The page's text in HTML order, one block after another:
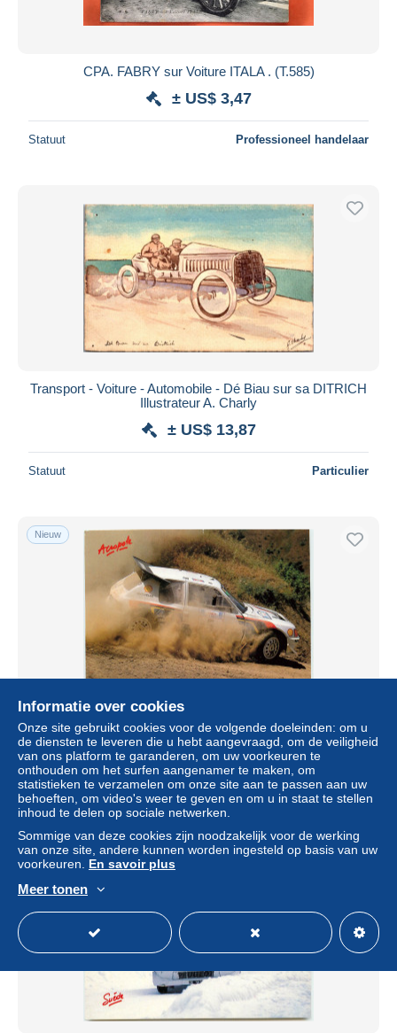
CPA. FABRY sur Voiture ITALA . (T.585)
± US$ 3,47
Statuut Professioneel handelaar
Transport - Voiture - Automobile - Dé Biau sur sa DITRICH
Illustrateur A. Charly
± US$ 13,87
Statuut Particulier
Nieuw
RALLYE de l'ACROPOLE 205 turbo 16 J.KANKKUNEN
J.PIIRONEN RR 1276
± US$ 3,00
Statuut Professioneel handelaar
Nieuw
Informatie over cookies
Onze site gebruikt cookies voor de volgende doeleinden: om u
de diensten te leveren die u hebt aangevraagd, om de veiligheid
van ons platform te garanderen, om uw voorkeuren te
onthouden om het surfen aangenamer te maken, om
statistieken te verzamelen om onze site aan te passen aan uw
behoeften, om video's weer te geven en om u in staat te stellen
inhoud te delen op sociale netwerken.
Sommige van deze cookies zijn noodzakelijk voor de werking
van onze site, andere kunnen worden ingesteld op basis van uw
voorkeuren. En savoir plus
Meer tonen